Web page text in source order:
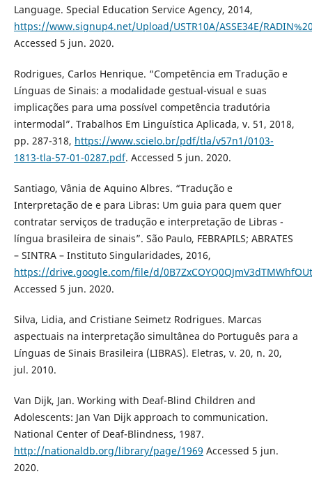
Language. Special Education Service Agency, 2014,
https://www.signup4.net/Upload/USTR10A/ASSE34E/
Accessed 5 jun. 2020.
Rodrigues, Carlos Henrique. “Competência em Tradução e
Línguas de Sinais: a modalidade gestual-visual e suas
implicações para uma possível competência tradutória
intermodal”. Trabalhos Em Linguística Aplicada, v. 51, 2018,
pp. 287-318, https://www.scielo.br/pdf/tla/v57n1/0103-
1813-tla-57-01-0287.pdf. Accessed 5 jun. 2020.
Santiago, Vânia de Aquino Albres. “Tradução e
Interpretação de e para Libras: Um guia para quem quer
contratar serviços de tradução e interpretação de Libras -
língua brasileira de sinais”. São Paulo, FEBRAPILS; ABRATES
– SINTRA – Instituto Singularidades, 2016,
https://drive.google.com/file/d/
Accessed 5 jun. 2020.
Silva, Lidia, and Cristiane Seimetz Rodrigues. Marcas
aspectuais na interpretação simultânea do Português para a
Línguas de Sinais Brasileira (LIBRAS). Eletras, v. 20, n. 20,
jul. 2010.
Van Dijk, Jan. Working with Deaf-Blind Children and
Adolescents: Jan Van Dijk approach to communication.
National Center of Deaf-Blindness, 1987.
http://nationaldb.org/library/page/1969 Accessed 5 jun.
2020.